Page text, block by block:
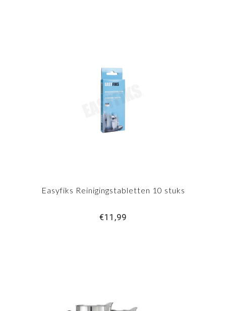
Easyfiks Reinigingstabletten 10 stuks
€11,99